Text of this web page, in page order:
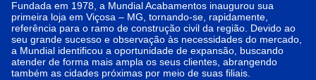
Fundada em 1978, a Mundial Acabamentos inaugurou sua
primeira loja em Viçosa – MG, tornando-se, rapidamente,
referência para o ramo de construção civil da região. Devido ao
seu grande sucesso e observação às necessidades do mercado,
a Mundial identificou a oportunidade de expansão, buscando
atender de forma mais ampla os seus clientes, abrangendo
também as cidades próximas por meio de suas filiais.